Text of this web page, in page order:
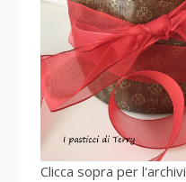
Clicca sopra per